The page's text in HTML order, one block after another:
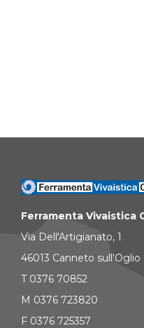
Ferramenta Vivaistica
Via Dell'Artigianato, 1
46013 Canneto sull'Oglio
T 0376 70852
M 0376 723820
F 0376 725357